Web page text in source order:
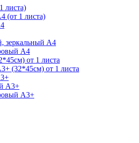
листа)
(от 1 листа)
зеркальный А4
А4
от 1 листа
(32*45см) от 1 листа
А3+
А3+